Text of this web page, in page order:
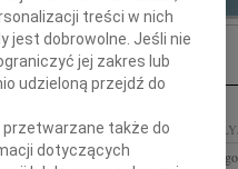
Białystok
23.09.2022
Wyrazy
treści w nich
jest dobrowolne. Jeśli nie
jej zakres lub
udzieloną przejdź do
przetwarzane także do
dotyczących